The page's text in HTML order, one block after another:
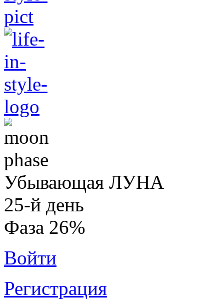
Убывающая ЛУНА
25-й день
Фаза 26%
Войти
Регистрация